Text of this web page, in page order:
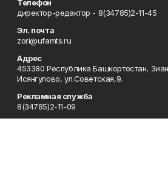
Телефон
директор-редактор - 8(34785)2-11-45
Эл. почта
zori@ufamts.ru
Адрес
453380 Республика Башкортостан,
Исянгулово, ул.Советская,9.
Рекламная служба
8(34785)2-11-09